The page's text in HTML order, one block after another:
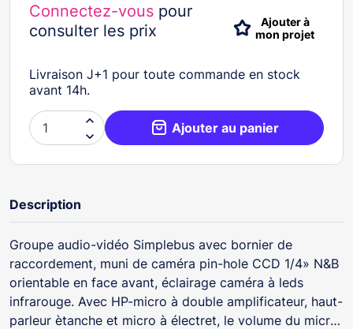
Connectez-vous pour
consulter les prix
Ajouter à
mon projet
Livraison J+1 pour toute commande en stock
avant 14h.

 Ajouter au panier
Description
Groupe audio-vidéo Simplebus avec bornier de
raccordement, muni de caméra pin-hole CCD 1/4» N&B
orientable en face avant, éclairage caméra à leds
infrarouge. Avec HP-micro à double amplificateur, haut-
parleur ètanche et micro à électret, le volume du micro